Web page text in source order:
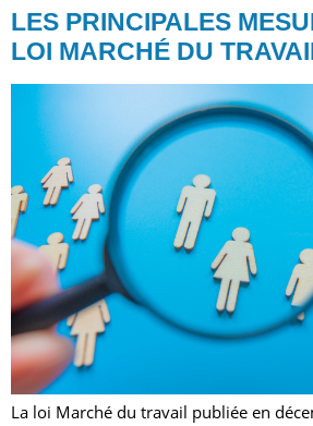
LES PRINCIPALES
LOI MARCHÉ DU
La loi Marché du travail publiée en